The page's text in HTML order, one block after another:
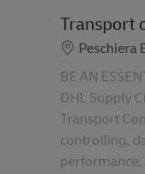
Transport
LieuPeschiera
BE AN
DHL Supply
Transport
controlling,